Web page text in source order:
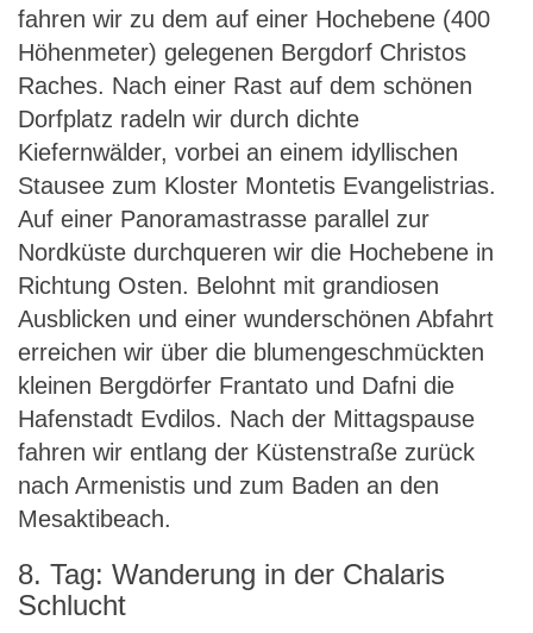
fahren wir zu dem auf einer Hochebene (400
Höhenmeter) gelegenen Bergdorf Christos
Raches. Nach einer Rast auf dem schönen
Dorfplatz radeln wir durch dichte
Kiefernwälder, vorbei an einem idyllischen
Stausee zum Kloster Montetis Evangelistrias.
Auf einer Panoramastrasse parallel zur
Nordküste durchqueren wir die Hochebene in
Richtung Osten. Belohnt mit grandiosen
Ausblicken und einer wunderschönen Abfahrt
erreichen wir über die blumengeschmückten
kleinen Bergdörfer Frantato und Dafni die
Hafenstadt Evdilos. Nach der Mittagspause
fahren wir entlang der Küstenstraße zurück
nach Armenistis und zum Baden an den
Mesaktibeach.
8. Tag: Wanderung in der Chalaris
Schlucht